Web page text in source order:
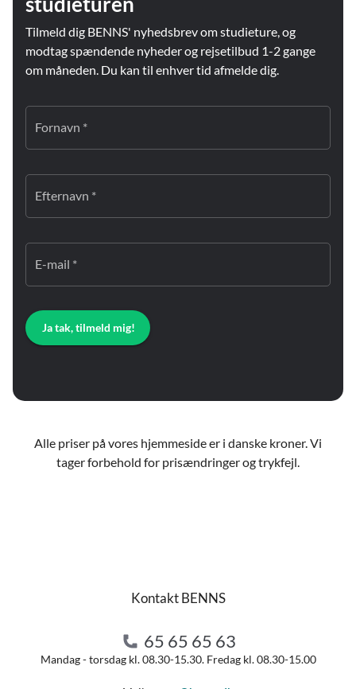
Tilmeld dig BENNS' nyhedsbrev om studieture, og
modtag spændende nyheder og rejsetilbud 1-2 gange
om måneden. Du kan til enhver tid afmelde dig.
Fornavn *
Efternavn *
E-mail *
Ja tak, tilmeld mig!
Alle priser på vores hjemmeside er i danske kroner. Vi
tager forbehold for prisændringer og trykfejl.
Kontakt BENNS
65 65 65 63
Mandag - torsdag kl. 08.30-15.30. Fredag kl. 08.30-15.00